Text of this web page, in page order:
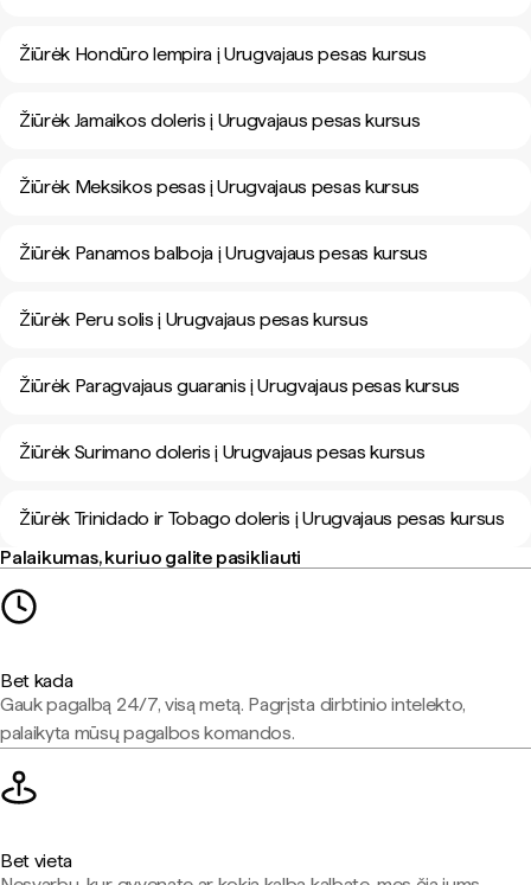
Žiūrėk Hondūro lempira į Urugvajaus pesas kursus
Žiūrėk Jamaikos doleris į Urugvajaus pesas kursus
Žiūrėk Meksikos pesas į Urugvajaus pesas kursus
Žiūrėk Panamos balboja į Urugvajaus pesas kursus
Žiūrėk Peru solis į Urugvajaus pesas kursus
Žiūrėk Paragvajaus guaranis į Urugvajaus pesas kursus
Žiūrėk Surimano doleris į Urugvajaus pesas kursus
Žiūrėk Trinidado ir Tobago doleris į Urugvajaus pesas kursus
Palaikumas, kuriuo galite pasikliauti
Bet kada
Gauk pagalbą 24/7, visą metą. Pagrįsta dirbtinio intelekto,
palaikyta mūsų pagalbos komandos.
Bet vieta